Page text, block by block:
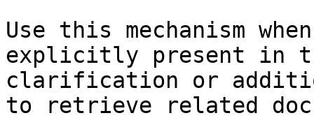
Use this mechanism
explicitly present in
clarification or